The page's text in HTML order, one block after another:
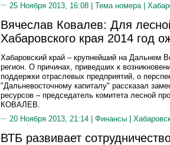
25 Ноября 2013, 16:08 | Тема номера |
Вячеслав Ковалев: Для
Хабаровского края 2014 год
Хабаровский край – крупнейший на Дальнем
регион. О причинах, приведших к
поддержки отраслевых предприятий, о
"Дальневосточному капиталу" рассказал
ресурсов – председатель комитета лесной
КОВАЛЕВ.
20 Ноября 2013, 21:14 | Финансы
ВТБ развивает